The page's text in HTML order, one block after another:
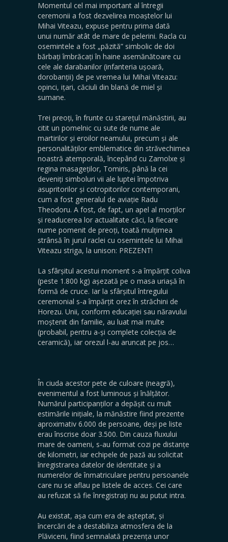
Momentul cel mai important al întregii
ceremonii a fost dezvelirea moaștelor lui
Mihai Viteazu, expuse pentru prima dată
unui număr atât de mare de pelerini. Racla cu
osemintele a fost „păzită” simbolic de doi
bărbați îmbrăcați în haine asemănătoare cu
cele ale darabanilor (infanteria ușoară,
dorobanții) de pe vremea lui Mihai Viteazu:
opinci, ițari, căciuli din blană de miel și
sumane.
Trei preoți, în frunte cu starețul mănăstirii, au
citit un pomelnic cu sute de nume ale
martirilor și eroilor neamului, precum și ale
personalităților emblematice din străvechimea
noastră atemporală, începând cu Zamolxe și
regina masageților, Tomiris, până la cei
deveniți simboluri vii ale luptei împotriva
asupritorilor și cotropitorilor contemporani,
cum a fost generalul de aviație Radu
Theodoru. A fost, de fapt, un apel al morților
și readucerea lor actualitate căci, la fiecare
nume pomenit de preoți, toată mulțimea
strânsă în jurul raclei cu osemintele lui Mihai
Viteazu striga, la unison: PREZENT!
La sfârșitul acestui moment s-a împărțit coliva
(peste 1.800 kg) așezată pe o masa uriașă în
formă de cruce. Iar la sfârșitul întregului
ceremonial s-a împărțit orez în străchini de
Horezu. Unii, conform educației sau năravului
moștenit din familie, au luat mai multe
(probabil, pentru a-și complete colecția de
ceramică), iar orezul l-au aruncat pe jos…
În ciuda acestor pete de culoare (neagră),
evenimentul a fost luminous și înălțător.
Numărul participanților a depășit cu mult
estimările inițiale, la mănăstire fiind prezente
aproximativ 6.000 de persoane, deși pe liste
erau înscrise doar 3.500. Din cauza fluxului
mare de oameni, s-au format cozi pe distanțe
de kilometri, iar echipele de pază au solicitat
înregistrarea datelor de identitate și a
numerelor de înmatriculare pentru persoanele
care nu se aflau pe listele de acces. Cei care
au refuzat să fie înregistrați nu au putut intra.
Au existat, așa cum era de așteptat, și
încercări de a destabiliza atmosfera de la
Plăviceni, fiind semnalată prezența unor